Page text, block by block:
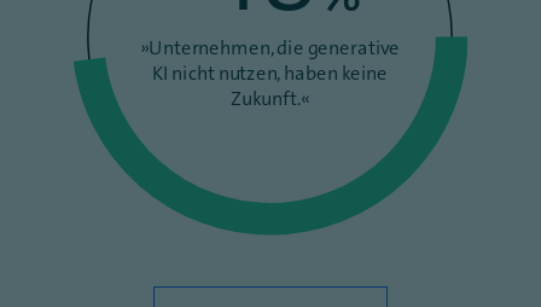
»Unternehmen, die generative
KI nicht nutzen, haben keine
Zukunft.«